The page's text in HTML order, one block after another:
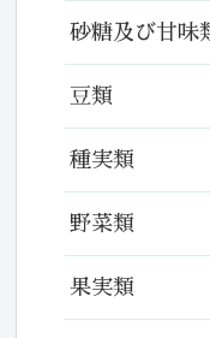
砂糖及び甘味
豆類
種実類
野菜類
果実類